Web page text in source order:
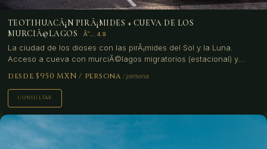
TEOTIHUACÃ¡N PIRÃ¡MIDES + CUEVA DE LOS
MURCIÃ©LAGOS
La ciudad de los dioses con las pirÃ¡mides del Sol y la Luna.
Acceso a cueva con murciÃ©lagos migratorios (estacional) y
desde $950 MXN / persona
CONSULTAR